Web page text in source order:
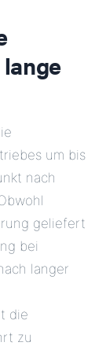
um bis
nach
geliefert
bei
langer
die
zu